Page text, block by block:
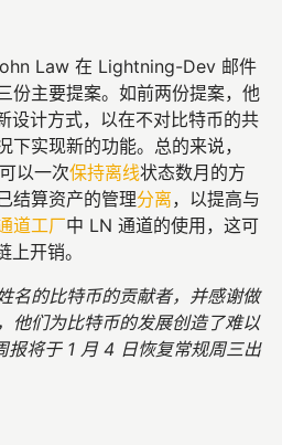
Law 在 Lightning-Dev 邮件
份主要提案。如前两份提案，他
设计方式，以在不对比特币的共
实现新的功能。总的来说，
以一次保持离线状态数月的方
结算资产的管理分离，以提高与
道工厂中 LN 通道的使用，这可
开销。
名的比特币的贡献者，并感谢做
他们为比特币的发展创造了难以
报将于 1 月 4 日恢复常规周三出